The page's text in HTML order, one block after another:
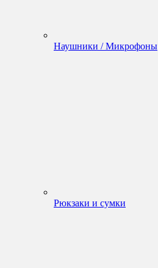
Наушники / Микрофоны
Рюкзаки и сумки